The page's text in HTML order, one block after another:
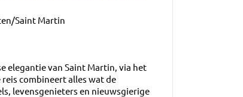
Saint Martin
elegantie van Saint Martin, via het
combineert alles wat de
levensgenieters en nieuwsgierige